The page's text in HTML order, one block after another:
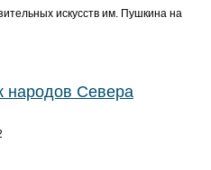
искусств им. Пушкина на
народов Севера